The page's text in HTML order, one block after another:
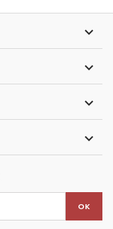



